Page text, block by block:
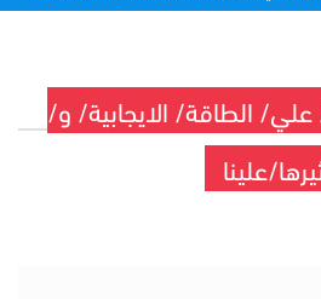
الطاقة/ الايجابية/ و/
علينا